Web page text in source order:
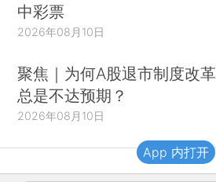
中彩票
2026年08月10日
聚焦｜为何A股退市制度改革
总是不达预期？
2026年08月10日
App 内打开